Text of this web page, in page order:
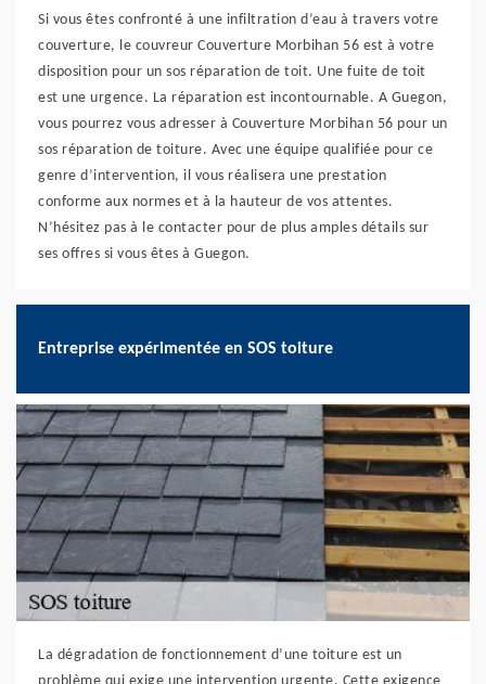
Si vous êtes confronté à une infiltration d’eau à travers votre
couverture, le couvreur Couverture Morbihan 56 est à votre
disposition pour un sos réparation de toit. Une fuite de toit
est une urgence. La réparation est incontournable. A Guegon,
vous pourrez vous adresser à Couverture Morbihan 56 pour un
sos réparation de toiture. Avec une équipe qualifiée pour ce
genre d’intervention, il vous réalisera une prestation
conforme aux normes et à la hauteur de vos attentes.
N’hésitez pas à le contacter pour de plus amples détails sur
ses offres si vous êtes à Guegon.
Entreprise expérimentée en SOS toiture
La dégradation de fonctionnement d’une toiture est un